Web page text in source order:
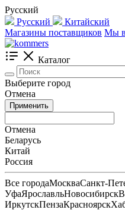
Русский
Русский
Китайский
Магазины поставщиков Мы в
Каталог
Выберите город
Отмена
Применить
Отмена
Беларусь
Китай
Россия
Все городаМоскваСанкт-
УфаЯрославльНовосибирск
ИркутскПензаКрасноярск